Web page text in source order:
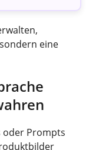
eine
oder Prompts